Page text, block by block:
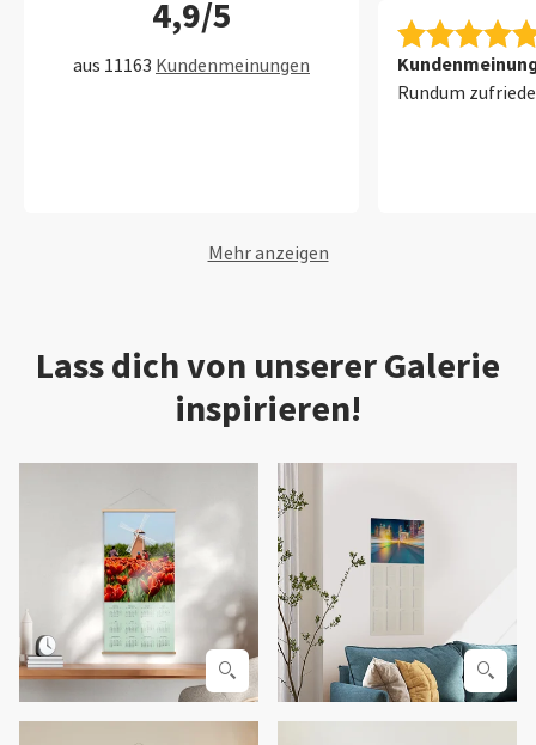
4,9/5
aus 11163 Kundenmeinungen
Rundum
Mehr anzeigen
Lass dich von unserer Galerie
inspirieren!